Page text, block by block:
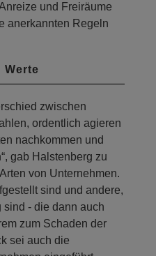
und Freiräume
anerkannten Regeln
Werte
zwischen
ordentlich agieren
nachkommen und
gab Halstenberg zu
von Unternehmen.
sind und andere,
- die dann auch
zum Schaden der
sei auch die